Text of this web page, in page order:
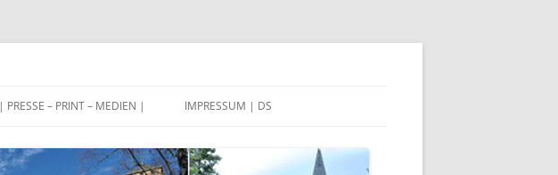
| PRESSE – PRINT – MEDIEN | IMPRESSUM | DS